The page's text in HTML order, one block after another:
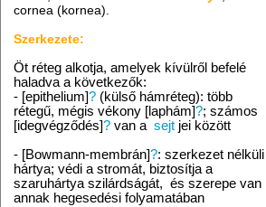
cornea (kornea).
Szerkezete:
Öt réteg alkotja, amelyek kívülről befelé
haladva a következők:
- [epithelium]? (külső hámréteg): több
rétegű, mégis vékony [laphám]?; számos
[idegvégződés]? van a sejt jei között
- [Bowmann-membrán]?: szerkezet nélküli
hártya; védi a stromát, biztosítja a
szaruhártya szilárdságát, és szerepe van
annak hegesedési folyamatában